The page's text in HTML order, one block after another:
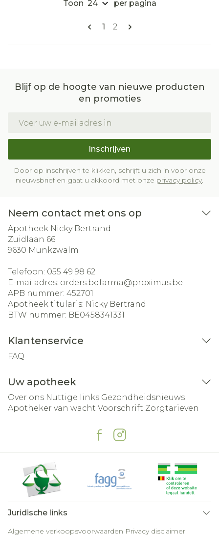
Pagina's
U lees momenteel pagina
1 Pagina
2
Toon per pagina
Blijf op de hoogte van nieuwe producten
en promoties
Inschrijven
Door op inschrijven te klikken, schrijft u zich in voor onze
nieuwsbrief en gaat u akkoord met onze privacy policy.
Neem contact met ons op
Apotheek Nicky Bertrand
Zuidlaan 66
9630 Munkzwalm
Telefoon: 055 49 98 62
E-mailadres: orders.bdfarma@proximus.be
APB nummer: 452701
Apotheek titularis: Nicky Bertrand
BTW nummer: BE0458341331
Klantenservice
FAQ
Uw apotheek
Over ons Nuttige links Gezondheidsnieuws
Apotheker van wacht Voorschrift Zorgtarieven
Juridische links
Algemene verkoopsvoorwaarden Privacy disclaimer